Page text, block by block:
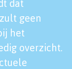
dat
geen
het
overzicht.